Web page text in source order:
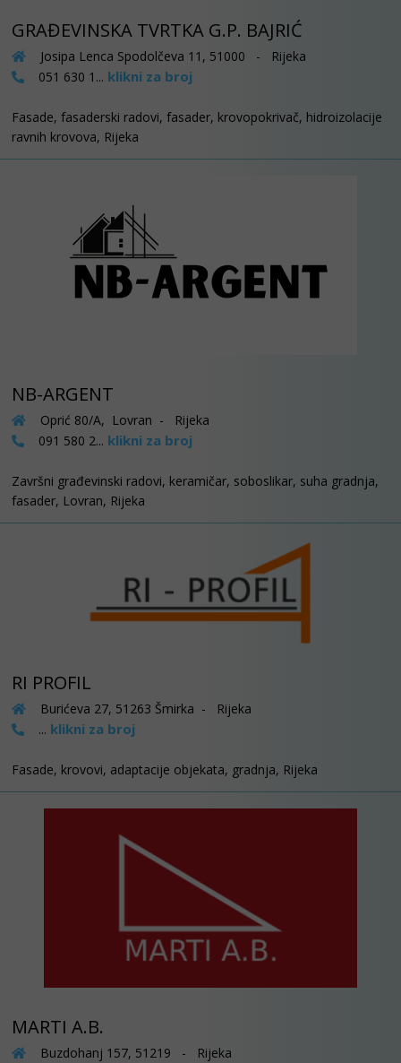
GRAĐEVINSKA TVRTKA G.P. BAJRIĆ
Josipa Lenca Spodolčeva 11, 51000 - Rijeka
051 630 1... klikni za broj
Fasade, fasaderski radovi, fasader, krovopokrivač, hidroizolacije
ravnih krovova, Rijeka
NB-ARGENT
Oprić 80/A, Lovran - Rijeka
091 580 2... klikni za broj
Završni građevinski radovi, keramičar, soboslikar, suha gradnja,
fasader, Lovran, Rijeka
RI PROFIL
Burićeva 27, 51263 Šmirka - Rijeka
... klikni za broj
Fasade, krovovi, adaptacije objekata, gradnja, Rijeka
MARTI A.B.
Buzdohanj 157, 51219 - Rijeka